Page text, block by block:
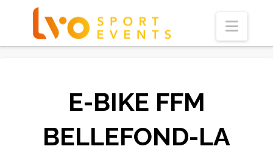
E-BIKE FFM
BELLEFOND-LA